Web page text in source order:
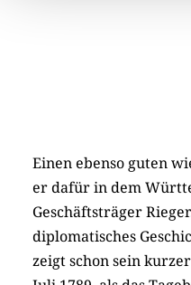
Einen ebenso guten
er dafür in dem
Geschäftsträger
diplomatisches
zeigt schon sein